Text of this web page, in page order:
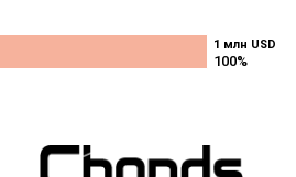
1 млн USD
100%
1 млн USD
100%